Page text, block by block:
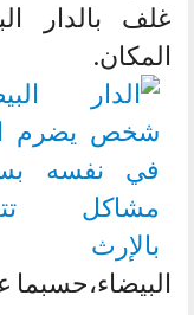
غلف بالدار
المكان.